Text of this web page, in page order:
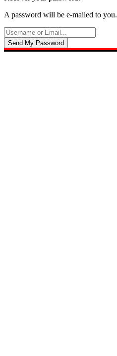
A password will be e-mailed to you.